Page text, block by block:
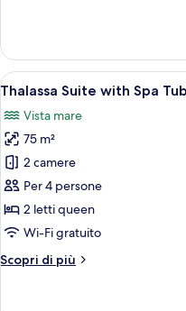
Rosa
Junior
Suite
Apri
tutte
le
foto
per
Thalassa
Suite
with
Tub
13
Thalassa Suite with Spa
Vista mare
75 m²
2 camere
Per 4 persone
2 letti queen
Wi-Fi gratuito
Scopri di più
Altri